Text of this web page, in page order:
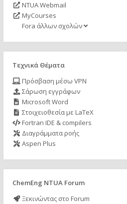
NTUA Webmail
MyCourses
Fora άλλων σχολών
Τεχνικά Θέματα
Πρόσβαση μέσω VPN
Σάρωση εγγράφων
Microsoft Word
Στοιχειοθεσία με LaTeX
Fortran IDE & compilers
Διαγράμματα ροής
Aspen Plus
ChemEng NTUA Forum
Ξεκινώντας στο Forum